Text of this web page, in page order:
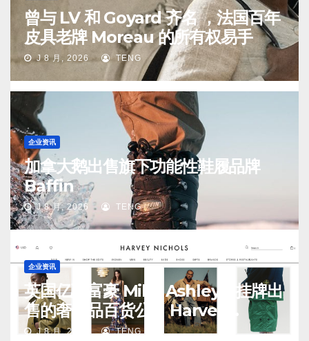
曾与 LV 和 Goyard 齐名 ，法国百年
皮具老牌 Moreau 的所有权易手
J 8 月, 2026 TENG
企业资讯
加拿大鹅出售旗下功能性鞋履品牌
Baffin
J 8 月, 2026 TENG
企业资讯
英国亿万富豪 Mike Ashley：挂牌出
售的奢侈品百货公司 Harvey
Nichols 正陷入“死亡螺旋”
J 8 月, 2026 TENG